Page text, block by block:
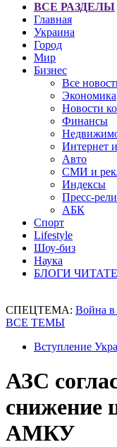
ВСЕ РАЗДЕЛЫ
Главная
Украина
Город
Мир
Бизнес
Все
Экономика
Новости
Финансы
Интернет
Авто
СМИ и
Индексы
Пресс-
АБК
Спорт
Lifestyle
Шоу-биз
Наука
БЛОГИ
СПЕЦТЕМА: Война
ВСЕ ТЕМЫ
Вступление
АЗС
снижение
АМКУ